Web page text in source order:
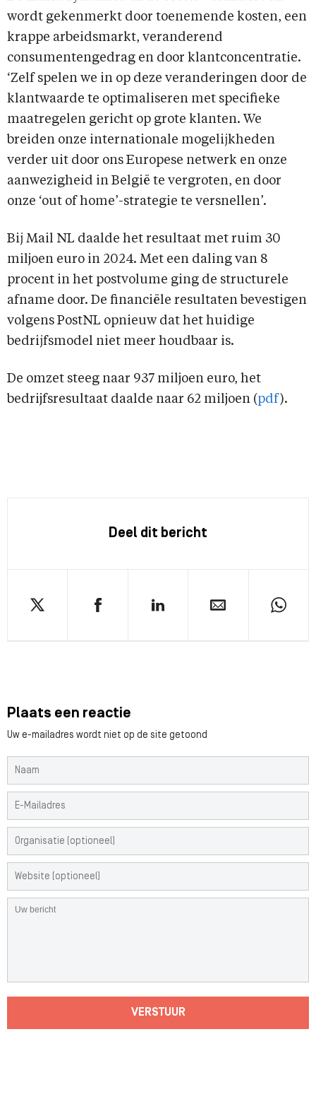
wordt gekenmerkt door toenemende kosten, een
krappe arbeidsmarkt, veranderend
consumentengedrag en door klantconcentratie.
‘Zelf spelen we in op deze veranderingen door de
klantwaarde te optimaliseren met specifieke
maatregelen gericht op grote klanten. We
breiden onze internationale mogelĳkheden
verder uit door ons Europese netwerk en onze
aanwezigheid in België te vergroten, en door
onze ‘out of home’-strategie te versnellen’.
Bĳ Mail NL daalde het resultaat met ruim 30
miljoen euro in 2024. Met een daling van 8
procent in het postvolume ging de structurele
afname door. De financiële resultaten bevestigen
volgens PostNL opnieuw dat het huidige
bedrĳfsmodel niet meer houdbaar is.
De omzet steeg naar 937 miljoen euro, het
bedrijfsresultaat daalde naar 62 miljoen (pdf).
Deel dit bericht
Plaats een reactie
Uw e-mailadres wordt niet op de site getoond
VERSTUUR